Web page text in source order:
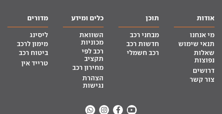
אודות
מי אנחנו
תנאי שימוש
שאלות
נפוצות
דרושים
צור קשר
תוכן
מבחני רכב
חדשות רכב
רכב חשמלי
כלים ומידע
השוואת
מכוניות
רכב לפי
תקציב
מחירון רכב
הצהרת
נגישות
מדורים
ליסינג
מימון לרכב
ביטוח רכב
טרייד אין